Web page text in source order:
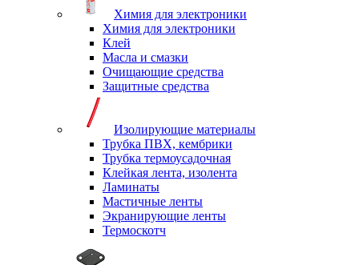
Химия для электроники
Химия для электроники
Клей
Масла и смазки
Очищающие средства
Защитные средства
Изолирующие материалы
Трубка ПВХ, кембрики
Трубка термоусадочная
Клейкая лента, изолента
Ламинаты
Мастичные ленты
Экранирующие ленты
Термоскотч